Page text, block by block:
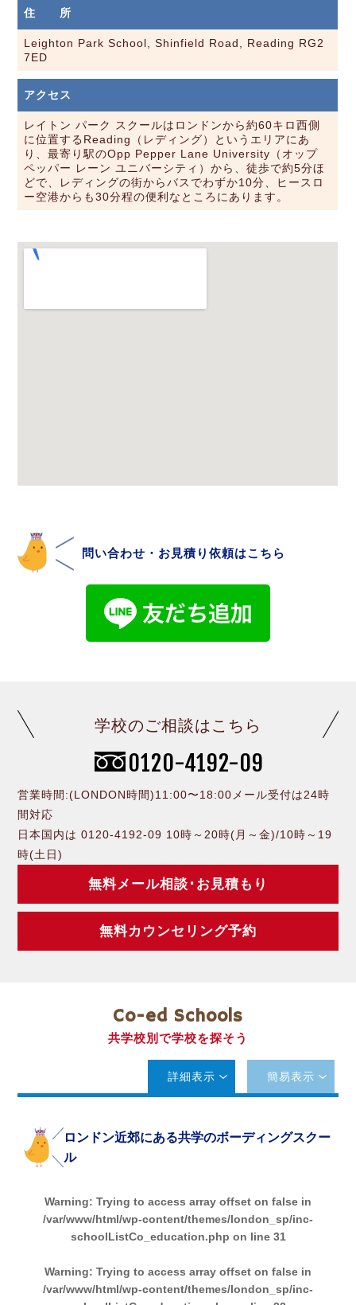
住 所
Leighton Park School, Shinfield Road, Reading RG2
7ED
アクセス
レイトン パーク スクールはロンドンから約60キロ西側
に位置するReading（レディング）というエリアにあ
り、最寄り駅のOpp Pepper Lane University（オップ
ペッパー レーン ユニバーシティ）から、徒歩で約5分ほ
どで、レディングの街からバスでわずか10分、ヒースロ
ー空港からも30分程の便利なところにあります。
問い合わせ・お見積り依頼はこちら
学校のご相談はこちら
0120-4192-09
営業時間:(LONDON時間)11:00〜18:00メール受付は24時
間対応
日本国内は 0120-4192-09 10時～20時(月～金)/10時～19
時(土日)
無料メール相談･お見積もり
無料カウンセリング予約
Co-ed Schools
共学校別で学校を探そう
詳細表示 簡易表示
ロンドン近郊にある共学のボーディングスクー
ル
Warning: Trying to access array offset on false in
/var/www/html/wp-content/themes/london_sp/inc-
schoolListCo_education.php on line 31
Warning: Trying to access array offset on false in
/var/www/html/wp-content/themes/london_sp/inc-